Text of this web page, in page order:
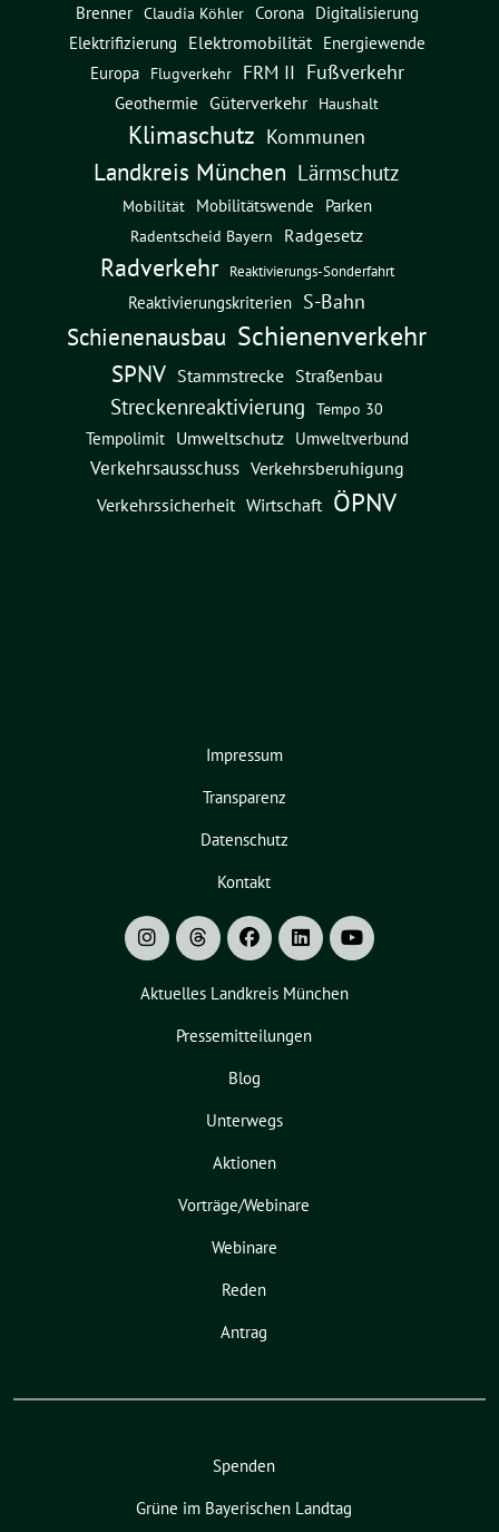
Brenner Claudia Köhler Corona
Digitalisierung
Elektrifizierung
Elektromobilität Energiewende
Europa Flugverkehr FRM II Fußverkehr
Geothermie Güterverkehr Haushalt
Klimaschutz Kommunen
Landkreis München Lärmschutz
Mobilität Mobilitätswende Parken
Radentscheid Bayern Radgesetz
Radverkehr Reaktivierungs-Sonderfahrt
Reaktivierungskriterien S-Bahn
Schienenausbau Schienenverkehr
SPNV Stammstrecke Straßenbau
Streckenreaktivierung Tempo 30
Tempolimit Umweltschutz Umweltverbund
Verkehrsausschuss Verkehrsberuhigung
Verkehrssicherheit Wirtschaft ÖPNV
Impressum
Transparenz
Datenschutz
Kontakt
Aktuelles Landkreis München
Pressemitteilungen
Blog
Unterwegs
Aktionen
Vorträge/Webinare
Webinare
Reden
Antrag
Spenden
Grüne im Bayerischen Landtag